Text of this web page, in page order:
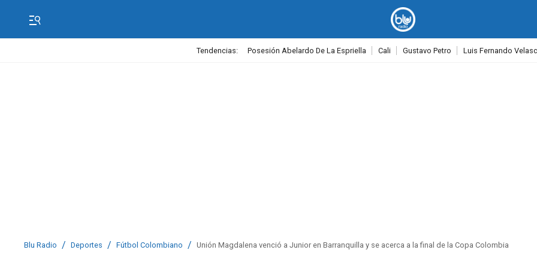
Tendencias: Posesión Abelardo De La Espriella Cali Gustavo Petro Luis Fernando
Blu Radio / Deportes / Fútbol Colombiano / Unión Magdalena venció a Junior en Barranquilla y se acerca a la final de la Copa Colombia